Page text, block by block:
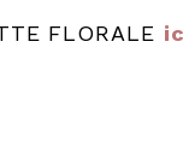
FLORALE